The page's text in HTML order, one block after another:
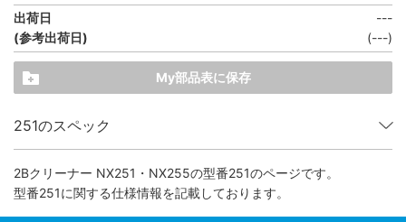
出荷日
(参考出荷日)
---
(---)
My部品表に保存
251のスペック
2Bクリーナー NX251・NX255の型番251のページです。
型番251に関する仕様情報を記載しております。